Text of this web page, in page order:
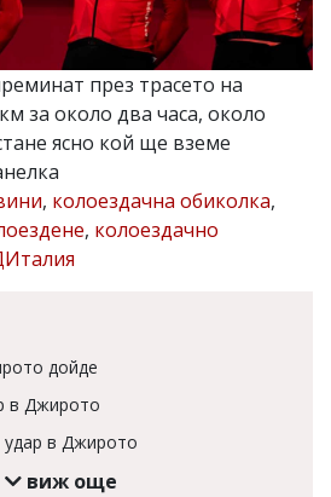
през трасето на
за около два часа, около
ясно кой ще вземе
, колоездачна обиколка,
, колоездачно
дойде
в Джирото
удар в Джирото
виж още